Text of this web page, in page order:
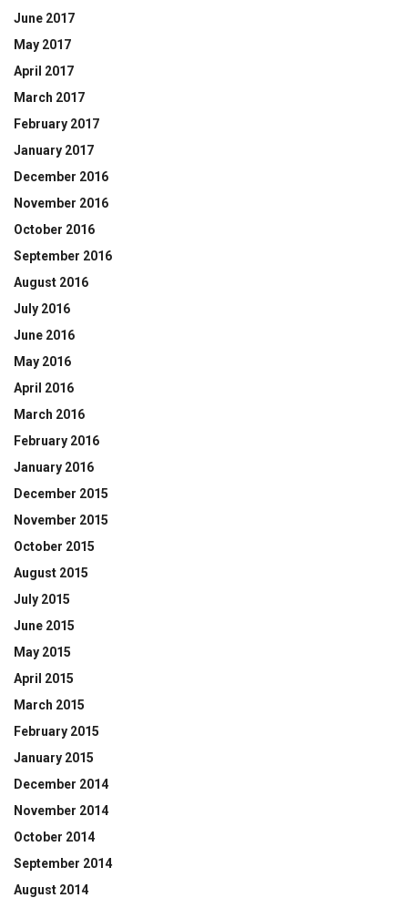
June 2017
May 2017
April 2017
March 2017
February 2017
January 2017
December 2016
November 2016
October 2016
September 2016
August 2016
July 2016
June 2016
May 2016
April 2016
March 2016
February 2016
January 2016
December 2015
November 2015
October 2015
August 2015
July 2015
June 2015
May 2015
April 2015
March 2015
February 2015
January 2015
December 2014
November 2014
October 2014
September 2014
August 2014